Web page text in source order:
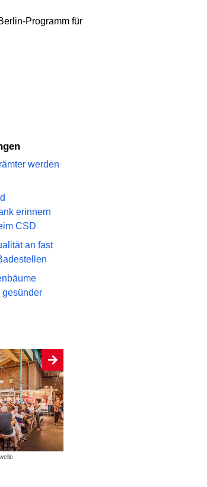
Programm für
werden
erinnern
CSD
an fast